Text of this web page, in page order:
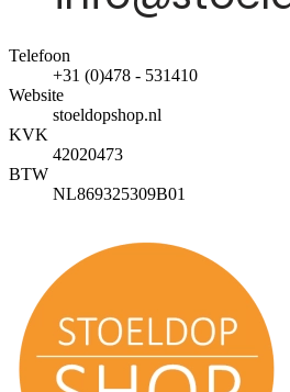
Telefoon
+31 (0)478 - 531410
Website
stoeldopshop.nl
KVK
42020473
BTW
NL869325309B01